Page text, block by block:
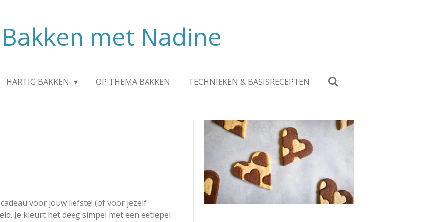
Bakken met Nadine
HARTIG BAKKEN OP THEMA BAKKEN TECHNIEKEN & BASISRECEPTEN
voor jouw liefste! (of voor jezelf
Je kleurt het deeg simpel met een eetlepel